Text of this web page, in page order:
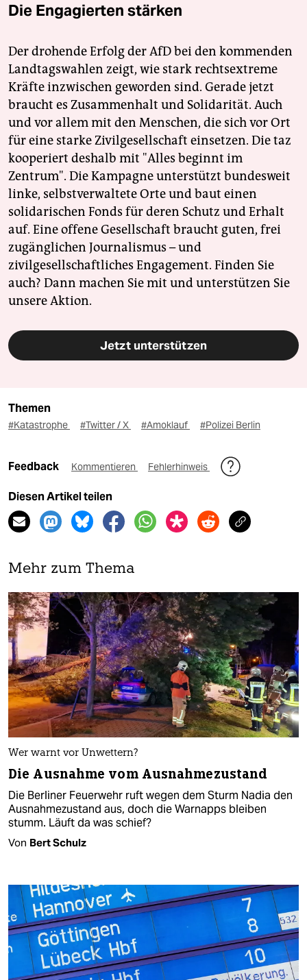
Die Engagierten stärken
Der drohende Erfolg der AfD bei den kommenden
Landtagswahlen zeigt, wie stark rechtsextreme
Kräfte inzwischen geworden sind. Gerade jetzt
braucht es Zusammenhalt und Solidarität. Auch
und vor allem mit den Menschen, die sich vor Ort
für eine starke Zivilgesellschaft einsetzen. Die taz
kooperiert deshalb mit "Alles beginnt im
Zentrum". Die Kampagne unterstützt bundesweit
linke, selbstverwaltete Orte und baut einen
solidarischen Fonds für deren Schutz und Erhalt
auf. Eine offene Gesellschaft braucht guten, frei
zugänglichen Journalismus – und
zivilgesellschaftliches Engagement. Finden Sie
auch? Dann machen Sie mit und unterstützen Sie
unsere Aktion.
Jetzt unterstützen
Themen
#Katastrophe #Twitter / X #Amoklauf #Polizei Berlin
Feedback Kommentieren Fehlerhinweis
Diesen Artikel teilen
Mehr zum Thema
Wer warnt vor Unwettern?
Die Ausnahme vom Ausnahmezustand
Die Berliner Feuerwehr ruft wegen dem Sturm Nadia den
Ausnahmezustand aus, doch die Warnapps bleiben
stumm. Läuft da was schief?
Von Bert Schulz